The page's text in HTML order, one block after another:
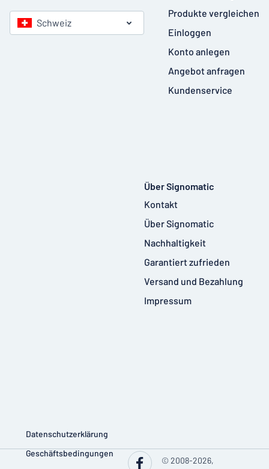
Schweiz
Produkte vergleichen
Einloggen
Konto anlegen
Angebot anfragen
Kundenservice
Über Signomatic
Kontakt
Über Signomatic
Nachhaltigkeit
Garantiert zufrieden
Versand und Bezahlung
Impressum
Datenschutzerklärung
Geschäftsbedingungen
© 2008-2026,